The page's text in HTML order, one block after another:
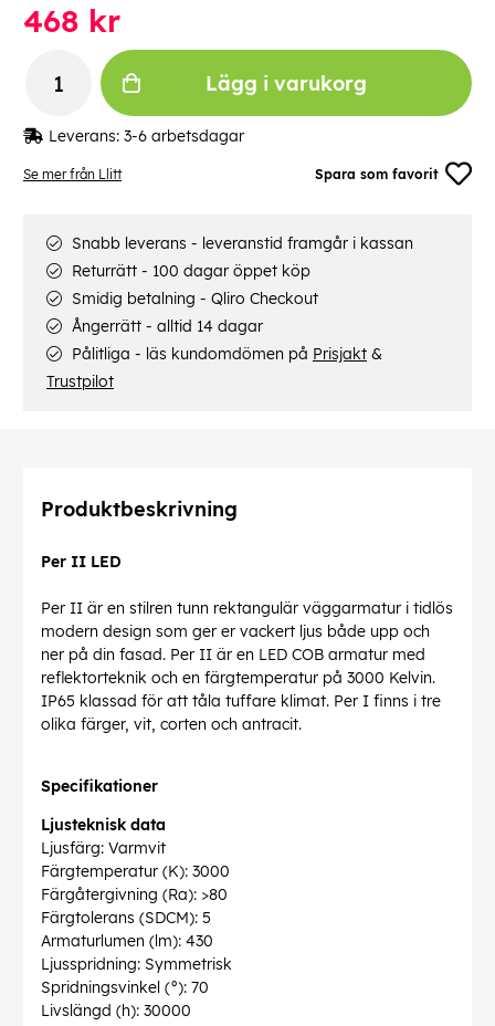
Se mer från Llitt Spara som favorit
468 kr
Lägg i varukorg
Leverans: 3-6 arbetsdagar
Snabb leverans - leveranstid framgår i kassan
Returrätt - 100 dagar öppet köp
Smidig betalning - Qliro Checkout
Ångerrätt - alltid 14 dagar
Pålitliga - läs kundomdömen på Prisjakt &
Trustpilot
Produktbeskrivning
Per II LED
Per II är en stilren tunn rektangulär väggarmatur i tidlös
modern design som ger er vackert ljus både upp och
ner på din fasad. Per II är en LED COB armatur med
reflektorteknik och en färgtemperatur på 3000 Kelvin.
IP65 klassad för att tåla tuffare klimat. Per I finns i tre
olika färger, vit, corten och antracit.
Specifikationer
Ljusteknisk data
Ljusfärg: Varmvit
Färgtemperatur (K): 3000
Färgåtergivning (Ra): >80
Färgtolerans (SDCM): 5
Armaturlumen (lm): 430
Ljusspridning: Symmetrisk
Spridningsvinkel (°): 70
Livslängd (h): 30000